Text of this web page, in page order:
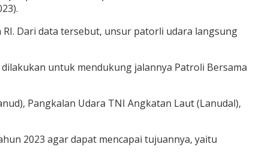
Dari data tersebut, unsur patorli udara langsung
untuk mendukung jalannya Patroli Bersama
Pangkalan Udara TNI Angkatan Laut (Lanudal),
2023 agar dapat mencapai tujuannya, yaitu